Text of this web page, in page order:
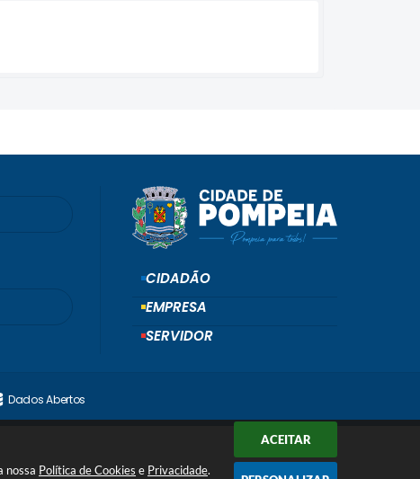
nossa Política de Cookies e Privacidade.
ACEITAR
CIDADÃO
EMPRESA
SERVIDOR
Dados Abertos